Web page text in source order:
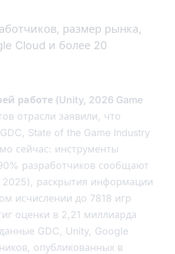
размер рынка,
Cloud и более 20
работе (Unity, 2026 Game
отрасли заявили, что
State of the Game Industry
сейчас: инструменты
разработчиков сообщают
2025), раскрытия информации
исчислении до 7818 игр
оценки в 2,21 миллиарда
GDC, Unity, Google
опубликованных в